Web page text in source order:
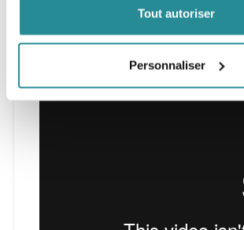
Tout autoriser
Personnaliser
6.9 57.2/67.3